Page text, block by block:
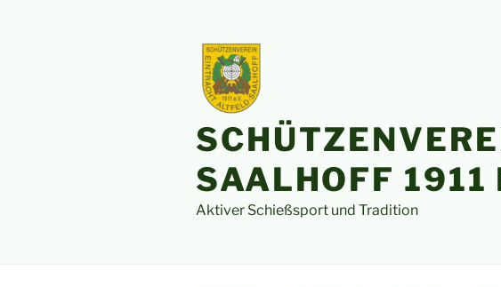
SAALHOFF 1911
Aktiver Schießsport und Tradition